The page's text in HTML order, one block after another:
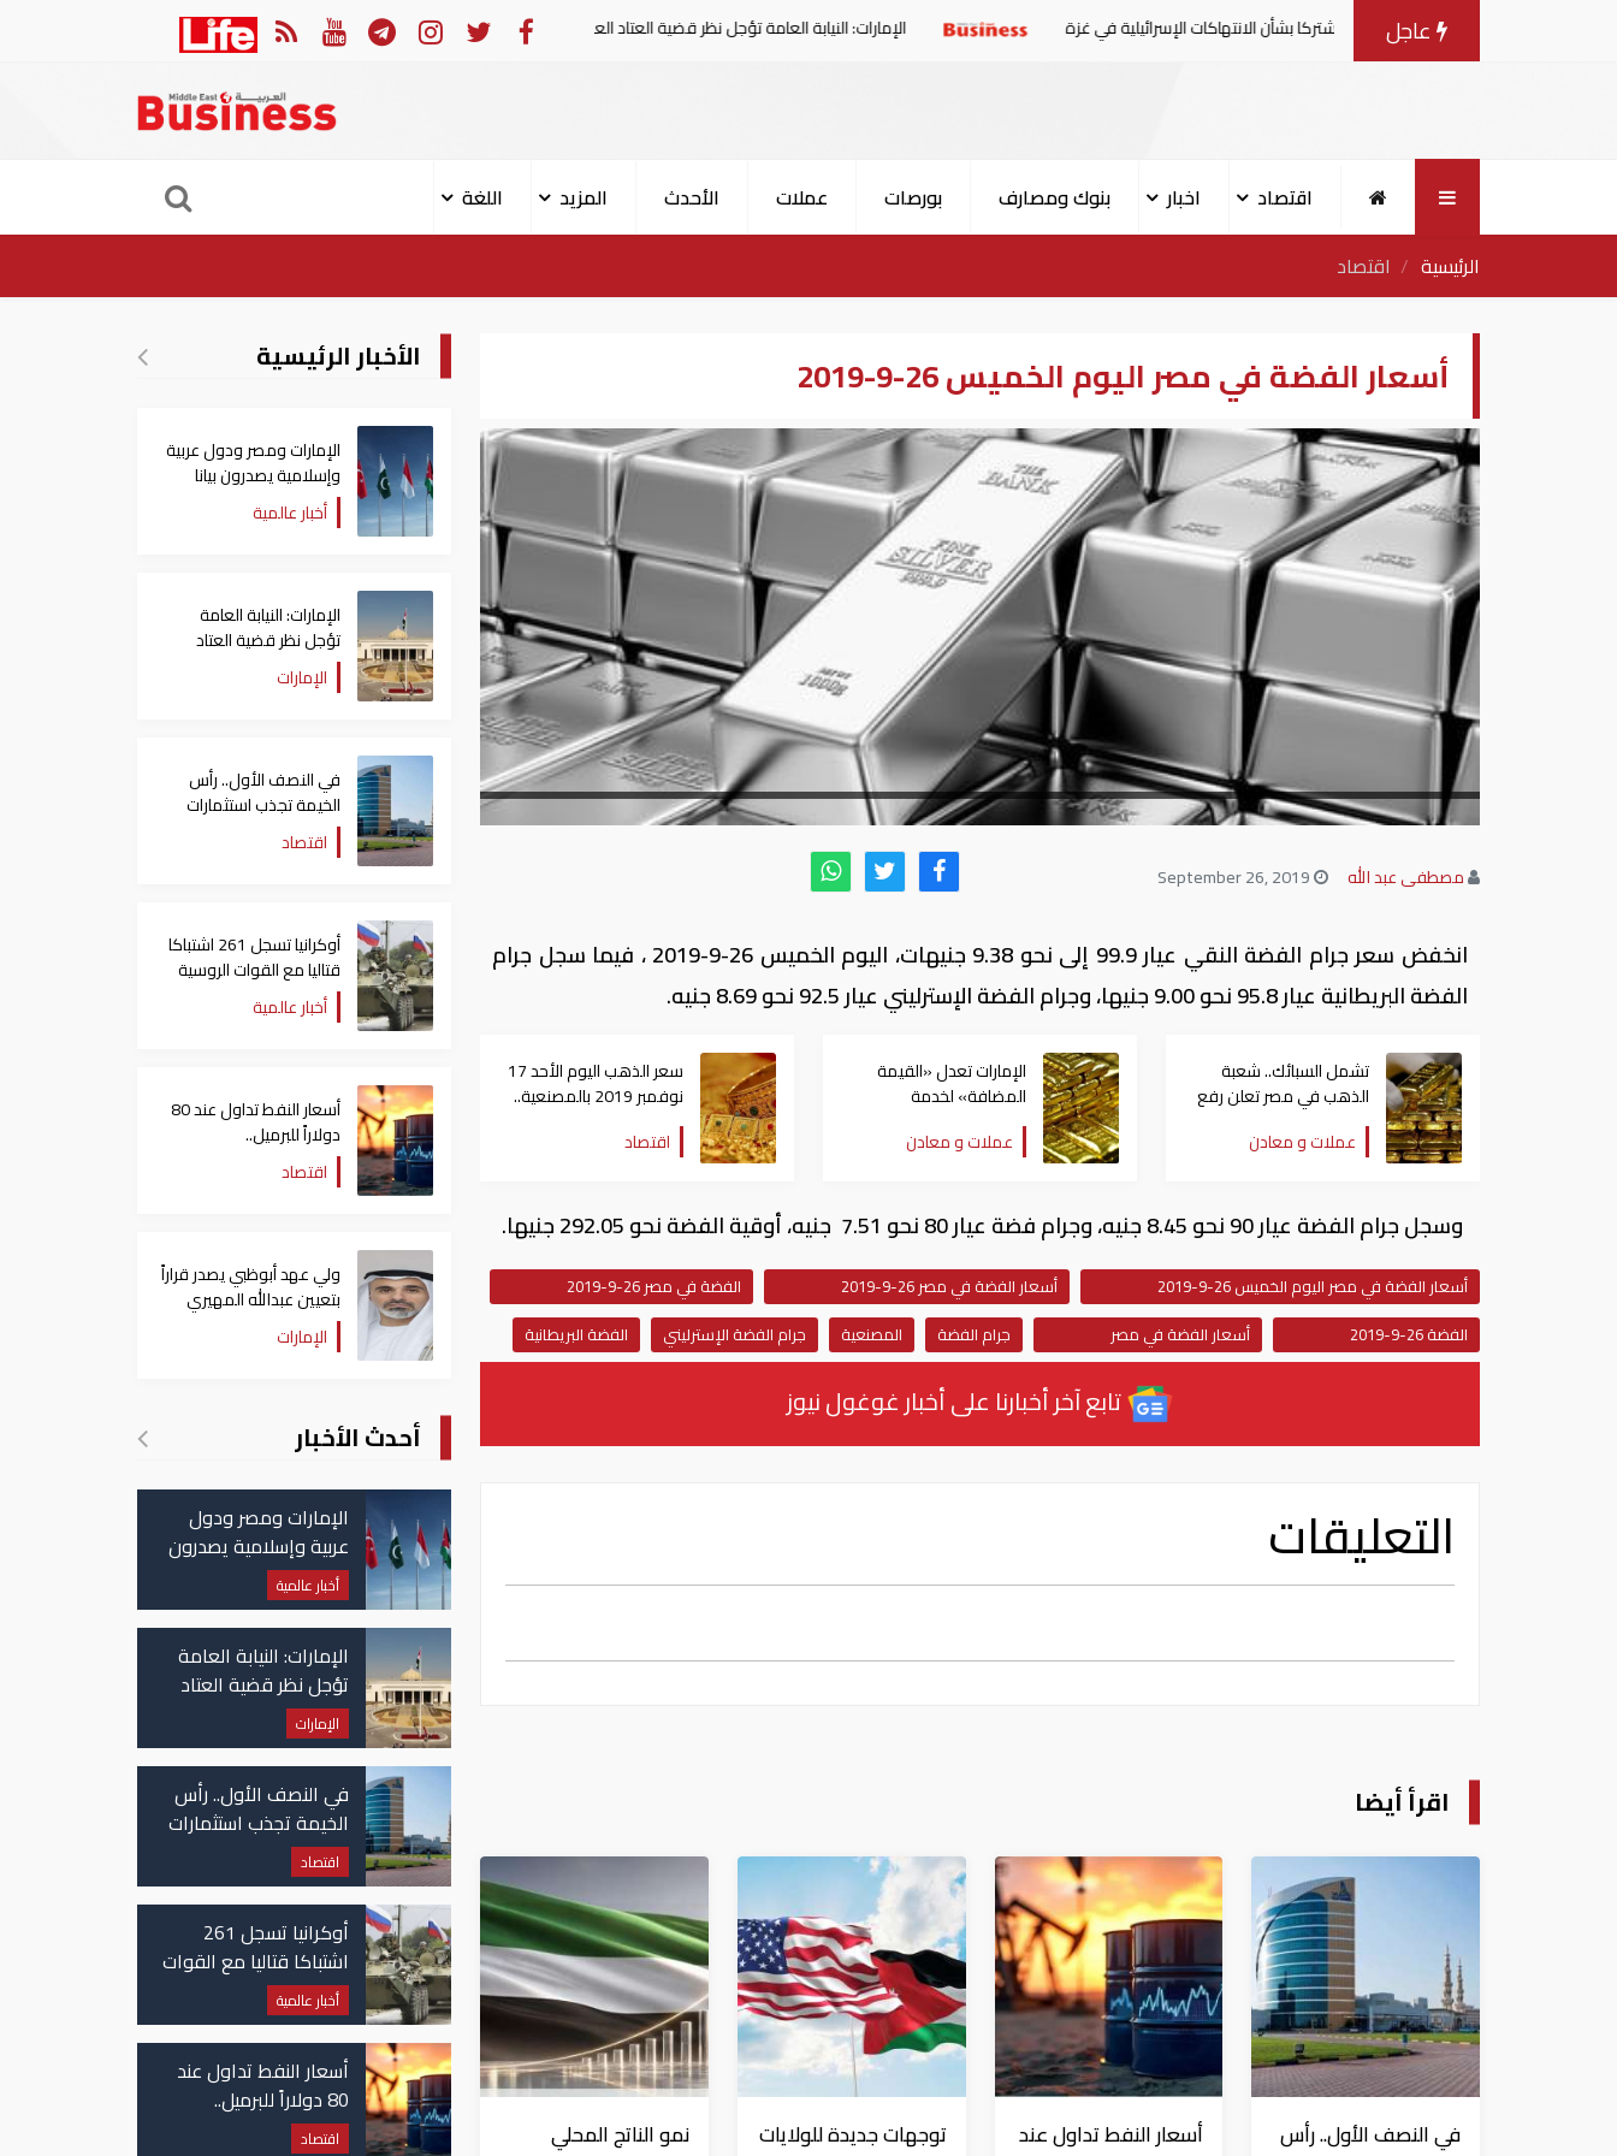
عاجل
وإسلامية يصدرون بيانا مشتركا بشأن الانتهاكات الإسرائيلية في غزة الإمارات: النيابة العامة تؤجل نظر قضية العتاد العسكري للسودان في النصف الأول.. رأس الخيمة تجذب استثمارات تتجاوز 771 مليون درهم
اقتصاد اخبار بنوك ومصارف بورصات عملات الأحدث المزيد
اللغة
الرئيسية
اقتصاد
أسعار الفضة في مصر اليوم الخميس 26-9-2019
مصطفى عبد الله
انخفض سعر جرام الفضة النقي عيار 99.9 إلى نحو 9.38 جنيهات، اليوم الخميس 26-9-2019 ، فيما سجل جرام
الفضة البريطانية عيار 95.8 نحو 9.00 جنيها، وجرام الفضة الإسترليني عيار 92.5 نحو 8.69 جنيه.
تشمل السبائك.. شعبة
الذهب في مصر تعلن رفع
قيمة المصنعية على
المشغولات 10%
عملات و معادن
الإمارات تعدل «القيمة
المضافة» لخدمة
المصنعية عند توريد الذهب
والألماس
عملات و معادن
سعر الذهب اليوم الأحد 17
نوفمبر 2019 بالمصنعية..
للجرام
اقتصاد
وسجل جرام الفضة عيار 90 نحو 8.45 جنيه، وجرام فضة عيار 80 نحو 7.51 جنيه، أوقية الفضة نحو 292.05 جنيها.
أسعار الفضة في مصر اليوم الخميس 26-9-2019 أسعار الفضة في مصر 26-9-2019
الفضة في مصر 26-9-2019
الفضة 26-9-2019
أسعار الفضة في مصر جرام الفضة المصنعية جرام الفضة الإسترليني الفضة البريطانية
تابع آخر أخبارنا على أخبار غوغول نيوز
التعليقات
اقرأ أيضا
في النصف الأول.. رأس
أسعار النفط تداول عند
توجهات جديدة للولايات
نمو الناتج المحلي
الأخبار الرئيسية
الإمارات ومصر ودول عربية
وإسلامية يصدرون بيانا
مشتركا بشأن الانتهاكات
الإسرائيلية في غزة
أخبار عالمية
الإمارات: النيابة العامة
تؤجل نظر قضية العتاد
العسكري للسودان
الإمارات
في النصف الأول.. رأس
الخيمة تجذب استثمارات
تتجاوز 771 مليون درهماقتصاد
أوكرانيا تسجل 261 اشتباكا
قتاليا مع القوات الروسية
أخبار عالمية
أسعار النفط تداول عند 80
دولاراً للبرميل..
وتراجع الأسهم الأمريكية
اقتصاد
ولي عهد أبوظبي يصدر قراراً
بتعيين عبدالله المهيري
رئيسا لـ"أبوظبي للتراث"
الإمارات
أحدث الأخبار
الإمارات ومصر ودول
عربية وإسلامية يصدرون
بيانا مشتركا بشأن
الانتهاكات الإسرائيلية
في غزة
أخبار عالمية
الإمارات: النيابة العامة
تؤجل نظر قضية العتاد
العسكري للسودان
الإمارات
في النصف الأول.. رأس
الخيمة تجذب استثمارات
تتجاوز 771 مليون درهم
اقتصاد
أوكرانيا تسجل 261
اشتباكا قتاليا مع القوات
الروسية
أخبار عالمية
أسعار النفط تداول عند
80 دولاراً للبرميل..
وتراجع الأسهم
اقتصاد